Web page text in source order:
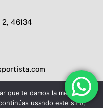
46134
que te damos la mejor
usando este sitio,